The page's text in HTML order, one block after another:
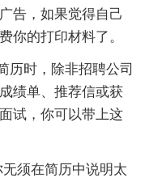
告，如果觉得自己
你的打印材料了。
历时，除非招聘公司
绩单、推荐信或获
试，你可以带上这
须在简历中说明太